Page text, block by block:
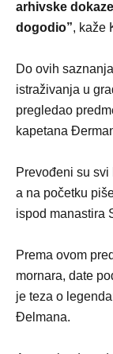
arhivske
dogodio”, kaže
Do ovih
istraživanja u
pregledao
kapetana
Prevođeni su
a na početku
ispod manastira
Prema ovom
mornara, date
je teza o
Đelmana.